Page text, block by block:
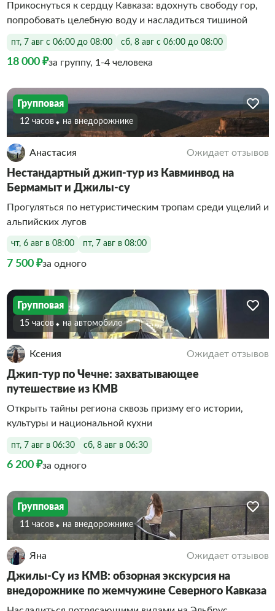
Прикоснуться к сердцу Кавказа: вдохнуть свободу гор,
попробовать целебную воду и насладиться тишиной
пт, 7 авг с 06:00 до 08:00 сб, 8 авг с 06:00 до 08:00
18 000 ₽за группу, 1-4 человека
Групповая
12 часов На внедорожнике
Анастасия Ожидает отзывов
Нестандартный джип-тур из Кавминвод на
Бермамыт и Джилы-су
Прогуляться по нетуристическим тропам среди ущелий и
альпийских лугов
чт, 6 авг в 08:00 пт, 7 авг в 08:00
7 500 ₽за одного
Групповая
15 часов На автомобиле
Ксения Ожидает отзывов
Джип-тур по Чечне: захватывающее
путешествие из КМВ
Открыть тайны региона сквозь призму его истории,
культуры и национальной кухни
пт, 7 авг в 06:30 сб, 8 авг в 06:30
6 200 ₽за одного
Групповая
11 часов На внедорожнике
Яна Ожидает отзывов
Джилы-Су из КМВ: обзорная экскурсия на
внедорожнике по жемчужине Северного Кавказа